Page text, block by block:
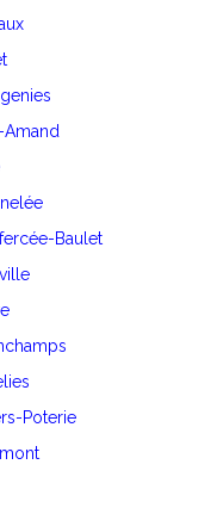
Amand
Baulet
Poterie